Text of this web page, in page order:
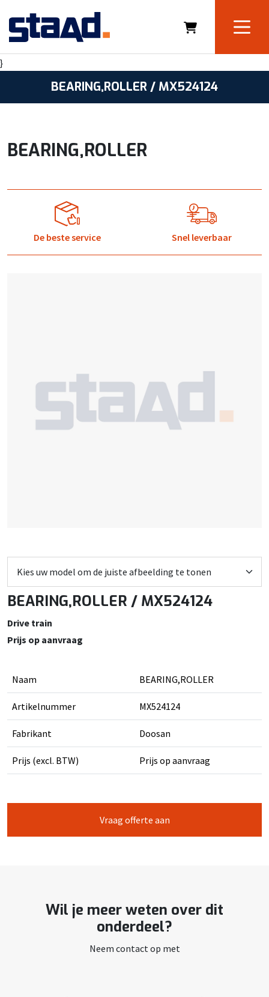
}
BEARING,ROLLER / MX524124
BEARING,ROLLER
De beste service Snel leverbaar
BEARING,ROLLER / MX524124
Drive train
Prijs op aanvraag
Naam BEARING,ROLLER
Artikelnummer MX524124
Fabrikant Doosan
Prijs (excl. BTW) Prijs op aanvraag
Vraag offerte aan
Wil je meer weten over dit
onderdeel?
Neem contact op met